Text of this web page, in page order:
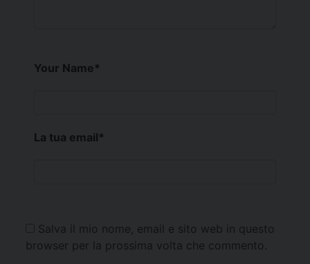
Your Name*
La tua email*
Salva il mio nome, email e sito web in questo
browser per la prossima volta che commento.